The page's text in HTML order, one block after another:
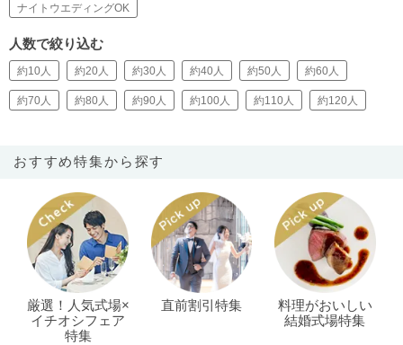
ナイトウエディングOK
人数で絞り込む
約10人 約20人 約30人 約40人 約50人 約60人
約70人 約80人 約90人 約100人 約110人 約120人
おすすめ特集から探す
厳選！人気式場×
イチオシフェア
特集
直前割引特集
料理がおいしい
結婚式場特集